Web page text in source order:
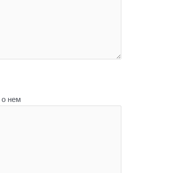
о нем